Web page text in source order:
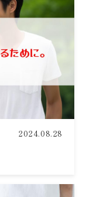
2024.08.28